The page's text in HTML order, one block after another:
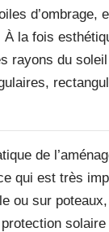
d’ombrage,
la fois
rayons du
de
qui est très
ou sur